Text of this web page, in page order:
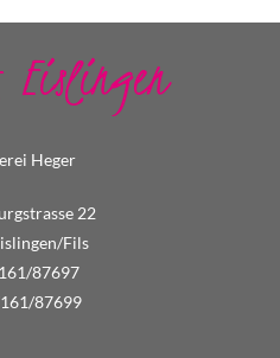
Heger
22
Fils
87697
87699